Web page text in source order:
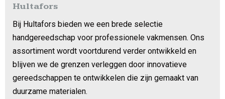
Hultafors
Bij Hultafors bieden we een brede selectie
handgereedschap voor professionele vakmensen. Ons
assortiment wordt voortdurend verder ontwikkeld en
blijven we de grenzen verleggen door innovatieve
gereedschappen te ontwikkelen die zijn gemaakt van
duurzame materialen.